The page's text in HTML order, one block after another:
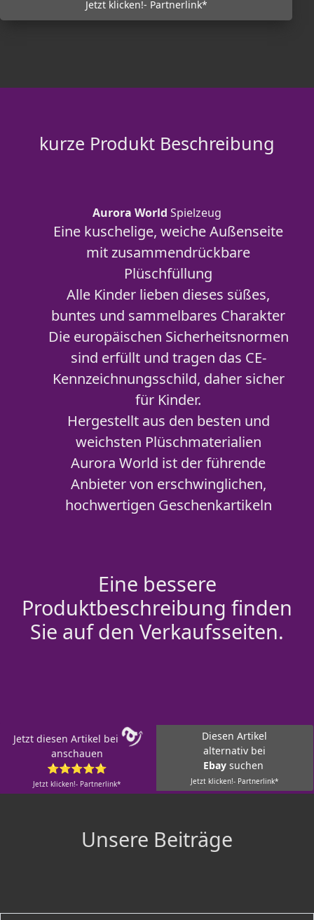
Jetzt klicken!- Partnerlink*
kurze Produkt Beschreibung
Aurora World Spielzeug
Eine kuschelige, weiche Außenseite
mit zusammendrückbare
Plüschfüllung
Alle Kinder lieben dieses süßes,
buntes und sammelbares Charakter
Die europäischen Sicherheitsnormen
sind erfüllt und tragen das CE-
Kennzeichnungsschild, daher sicher
für Kinder.
Hergestellt aus den besten und
weichsten Plüschmaterialien
Aurora World ist der führende
Anbieter von erschwinglichen,
hochwertigen Geschenkartikeln
Eine bessere
Produktbeschreibung finden
Sie auf den Verkaufsseiten.
Jetzt diesen Artikel bei
anschauen
⭐⭐⭐⭐⭐
Jetzt klicken!- Partnerlink*
Diesen Artikel
alternativ bei
Ebay suchen
Jetzt klicken!- Partnerlink*
Unsere Beiträge